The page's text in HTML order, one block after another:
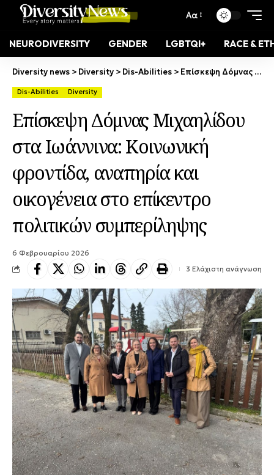
Αα
NEURODIVERSITY GENDER LGBTQI+ RACE &
Diversity news > Diversity > Dis-Abilities > Επίσκεψη Δόμνας Μιχαηλίδου στα Ιωάννινα: Κοινωνική φροντίδα, αναπηρία και οικογένεια στο επίκεντρο πολιτικών συμπερίληψης
Dis-Abilities Diversity
Επίσκεψη Δόμνας Μιχαηλίδου
στα Ιωάννινα: Κοινωνική
φροντίδα, αναπηρία και
οικογένεια στο επίκεντρο
πολιτικών συμπερίληψης
6 Φεβρουαρίου 2026
3 Ελάχιστη ανάγνωση